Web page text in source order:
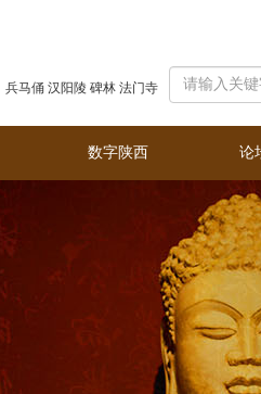
兵马俑 汉阳陵 碑林 法门寺
数字陕西 论